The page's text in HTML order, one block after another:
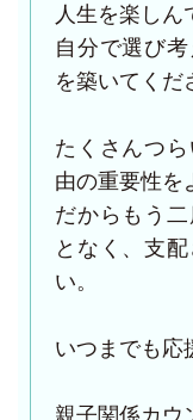
人生を楽しん
自分で選び
を築いてくだ
たくさんつ
由の重要性を
だからもう
となく、支
い。
いつまでも応
親子関係カウ